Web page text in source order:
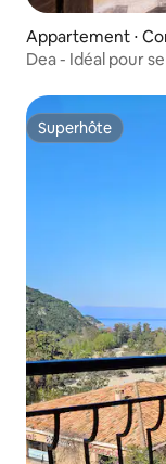
Appartement ⋅
Dea - Idéal pour
Superhôte
Superhôte